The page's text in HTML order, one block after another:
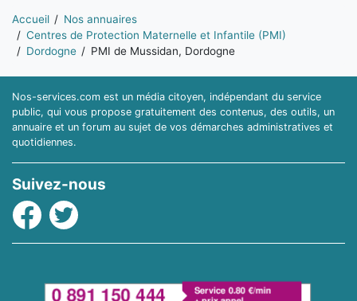
Vous êtes ici:
Accueil
Nos annuaires
Centres de Protection Maternelle et Infantile (PMI)
Dordogne
PMI de Mussidan, Dordogne
Nos-services.com est un média citoyen, indépendant du service
public, qui vous propose gratuitement des contenus, des outils, un
annuaire et un forum au sujet de vos démarches administratives et
quotidiennes.
Suivez-nous
Facebook
Twitter